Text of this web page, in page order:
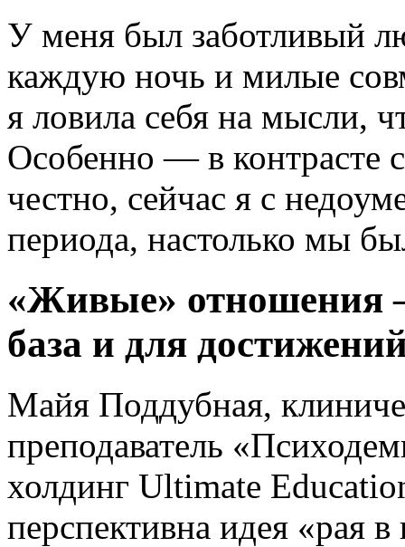
У меня был заботливый
каждую ночь и милые
я ловила себя на мысли,
Особенно — в
честно, сейчас я с
периода, настолько мы
«Живые» отношения
база и для
Майя Поддубная,
преподаватель
холдинг Ultimate
перспективна идея «рая